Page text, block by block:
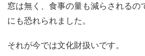
窓は無く、食事の量も減らされるの
にも恐れられました。
それが今では文化財扱いです。